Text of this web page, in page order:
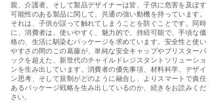
親、介護者、そして製品デザイナーは皆、子供に危害を及ぼす
可能性のある製品に関して、共通の強い動機を持っています。
それは、子供が誤って触れてしまうことを防ぐことです。同時
に、消費者は、使いやすく、魅力的で、持続可能で、手頃な価
格の、生活に馴染むパッケージを求めています。安全性と使い
やすさの間のこの葛藤が、単純な安全キャップやブリスターパ
ックを超えた、新世代のチャイルドレジスタントソリューショ
ンを生み出しています。消費者の優先事項、材料科学、デザイ
ン思考、そして規制がどのように融合し、よりスマートで責任
あるパッケージ戦略を生み出しているのか、続きをお読みくだ
さい。